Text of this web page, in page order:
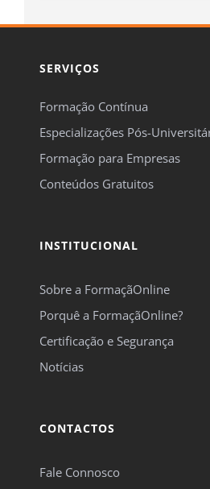
SERVIÇOS
Formação Contínua
Especializações Pós-
Formação para Empresas
Conteúdos Gratuitos
INSTITUCIONAL
Sobre a FormaçãOnline
Porquê a FormaçãOnline?
Certificação e Segurança
Notícias
CONTACTOS
Fale Connosco